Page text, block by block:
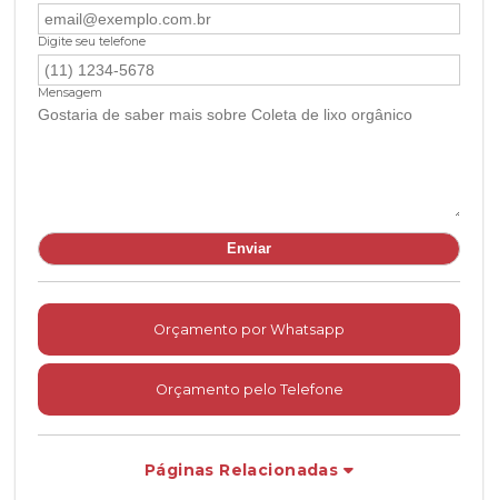
Digite seu telefone
Mensagem
Orçamento por Whatsapp
Orçamento pelo Telefone
Páginas Relacionadas